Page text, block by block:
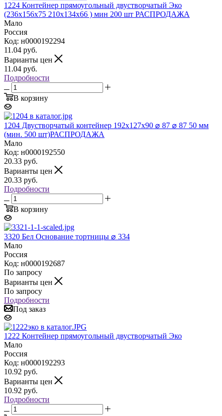
1224 Контейнер прямоугольный двустворчатый Эко
(236х156х75 210х134х66 ) мин 200 шт РАСПРОДАЖА
Мало
Россия
Код: н0000192294
11.04 руб.
Варианты цен
11.04 руб.
Подробности
В корзину
1204 Двустворчатый контейнер 192х127х90 ⌀ 87 ⌀ 87 50 мм
(мин. 500 шт)РАСПРОДАЖА
Мало
Код: н0000192550
20.33 руб.
Варианты цен
20.33 руб.
Подробности
В корзину
3320 Бел Основание тортницы ⌀ 334
Мало
Россия
Код: н0000192687
По запросу
Варианты цен
По запросу
Подробности
Под заказ
1222 Контейнер прямоугольный двустворчатый Эко
Мало
Россия
Код: н0000192293
10.92 руб.
Варианты цен
10.92 руб.
Подробности